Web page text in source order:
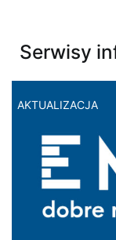
Serwisy
AKTUALIZACJA